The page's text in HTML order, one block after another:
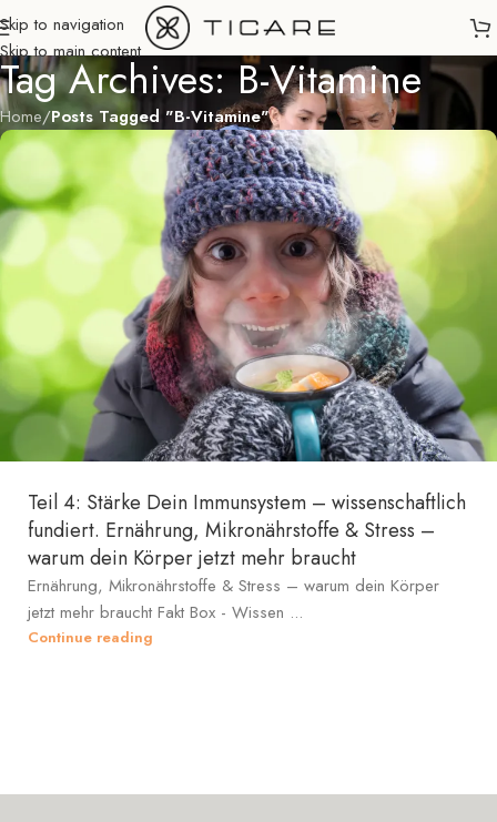
Skip to navigation
Skip to main content
Tag Archives: B-Vitamine
Home/Posts Tagged "B-Vitamine"
Teil 4: Stärke Dein Immunsystem – wissenschaftlich
fundiert. Ernährung, Mikronährstoffe & Stress –
warum dein Körper jetzt mehr braucht
Ernährung, Mikronährstoffe & Stress – warum dein Körper
jetzt mehr braucht Fakt Box - Wissen ...
Continue reading